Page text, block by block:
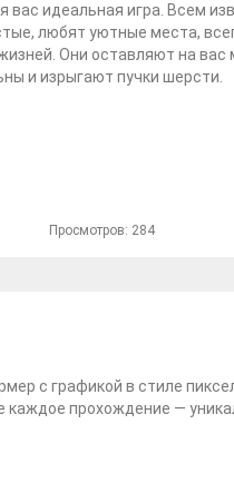
вас идеальная игра. Всем
любят уютные места,
Они оставляют на
и изрыгают пучки шерсти.
Просмотров: 284
с графикой в стиле
каждое прохождение —